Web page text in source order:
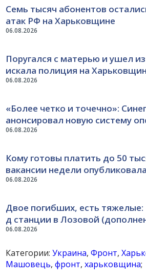
06.08.2026
Семь тысяч абонентов
атак РФ на Харьковщине
06.08.2026
Поругался с матерью и ушел
искала полиция на
06.08.2026
«Более четко и точечно»:
анонсировал новую систему
06.08.2026
Кому готовы платить до 50
вакансии недели
06.08.2026
Двое погибших, есть
д станции в Лозовой
Категории:Украина,Фронт,
Машовець,фронт,харьковщина;